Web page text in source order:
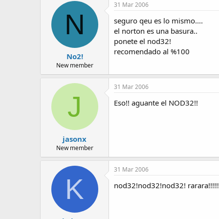
N
No2!
New member
31 Mar 2006
seguro qeu es lo mismo....
el norton es una basura..
ponete el nod32!
recomendado al %100
J
jasonx
New member
31 Mar 2006
Eso!! aguante el NOD32!!
K
31 Mar 2006
nod32!nod32!nod32!